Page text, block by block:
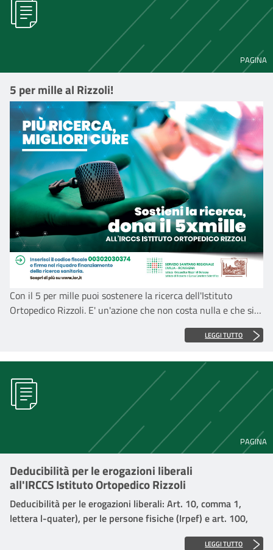
PAGINA
5 per mille al Rizzoli!
Con il 5 per mille puoi sostenere la ricerca dell'Istituto
Ortopedico Rizzoli. E' un'azione che non costa nulla e che si
può fare in occasione della dichiarazione dei redditi. Basta
LEGGI TUTTO
PAGINA
Deducibilità per le erogazioni liberali
all'IRCCS Istituto Ortopedico Rizzoli
Deducibilità per le erogazioni liberali: Art. 10, comma 1,
lettera l-quater), per le persone fisiche (Irpef) e art. 100,
comma 2, lettera a), del TUIR per i Soggetti Ires.
LEGGI TUTTO